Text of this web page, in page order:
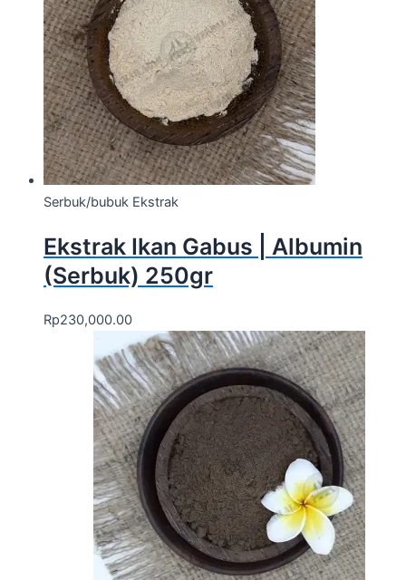
Serbuk/bubuk Ekstrak
Ekstrak Ikan Gabus | Albumin
(Serbuk) 250gr
Rp230,000.00